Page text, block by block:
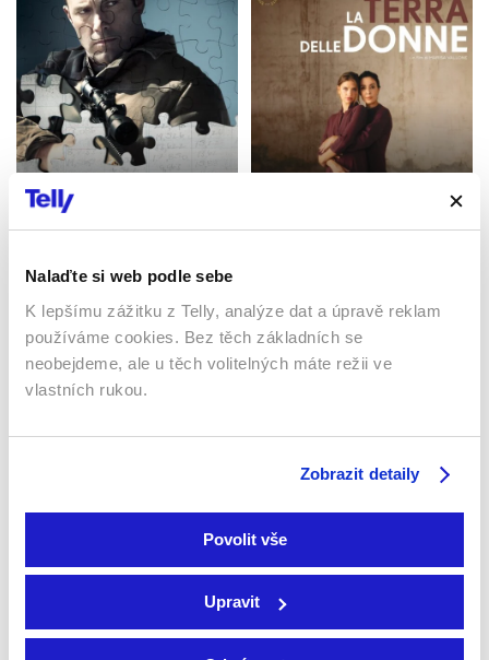
Nalaďte si web podle sebe
K lepšímu zážitku z Telly, analýze dat a úpravě reklam
používáme cookies. Bez těch základních se
neobejdeme, ale u těch volitelných máte režii ve
vlastních rukou.
Zobrazit detaily
Povolit vše
Upravit
Zúčtování
2016 | USA | 128 min
Sledujte kdekoliv až na 6 zařízeních
Sledovat internetovou televizi jde odkudkoliv